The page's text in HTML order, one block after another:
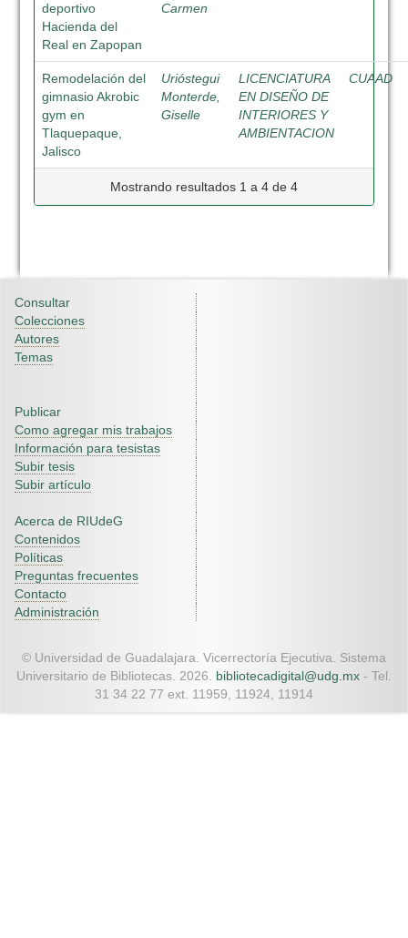
deportivo
Hacienda del
Real en Zapopan
Carmen
Remodelación del
gimnasio Akrobic
gym en
Tlaquepaque,
Jalisco
Urióstegui
Monterde,
Giselle
LICENCIATURA
EN DISEÑO DE
INTERIORES Y
AMBIENTACION
CUAAD
Mostrando resultados 1 a 4 de 4
Consultar
Colecciones
Autores
Temas
Publicar
Como agregar mis trabajos
Información para tesistas
Subir tesis
Subir artículo
Acerca de RIUdeG
Contenidos
Políticas
Preguntas frecuentes
Contacto
Administración
© Universidad de Guadalajara. Vicerrectoría Ejecutiva. Sistema
Universitario de Bibliotecas. 2026. bibliotecadigital@udg.mx - Tel.
31 34 22 77 ext. 11959, 11924, 11914